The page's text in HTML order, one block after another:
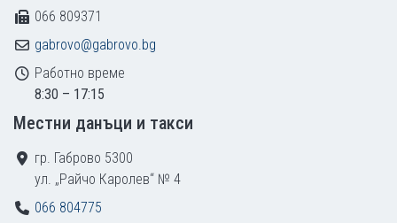
066 809371
gabrovo@gabrovo.bg
Работно време
8:30 – 17:15
Местни данъци и такси
гр. Габрово 5300
ул. „Райчо Каролев“ № 4
066 804775